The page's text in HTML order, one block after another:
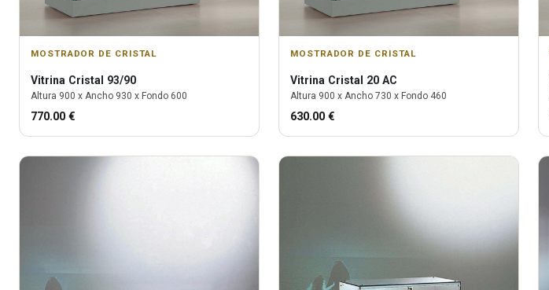
MOSTRADOR DE CRISTAL
Vitrina Cristal 93/90
Altura 900 x Ancho 930 x Fondo 600
770.00 €
MOSTRADOR DE CRISTAL
Vitrina Cristal 20 AC
Altura 900 x Ancho 730 x Fondo 460
630.00 €